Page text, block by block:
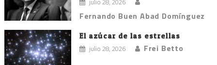
Fernando Buen Abad Domínguez
El azúcar de las estrellas
julio 28, 2026 Frei Betto